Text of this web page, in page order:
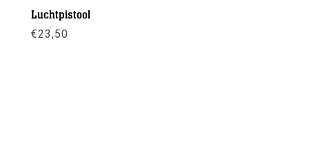
Luchtpistool
€23,50